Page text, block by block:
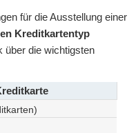
für die Ausstellung einer
Kreditkartentyp
über die wichtigsten